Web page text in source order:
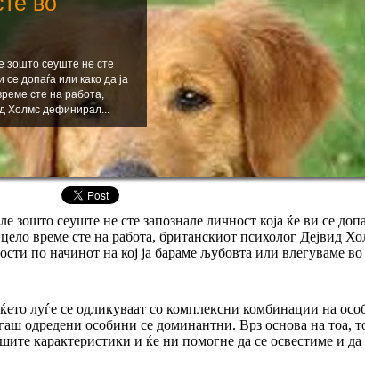
зошто сеуште не сте
се допаѓа или како да ја
сте на работа,
Холмс дефинирал...
зошто сеуште не сте запознале личност која ќе ви се
цело време сте на работа, британскиот психолог Дејвид
по начинот на кој ја бараме љубовта или влегуваме во
луѓе се одликуваат со комплексни комбинации на
одредени особини се доминантни. Врз основа на тоа,
карактеристики и ќе ни помогне да се освестиме и